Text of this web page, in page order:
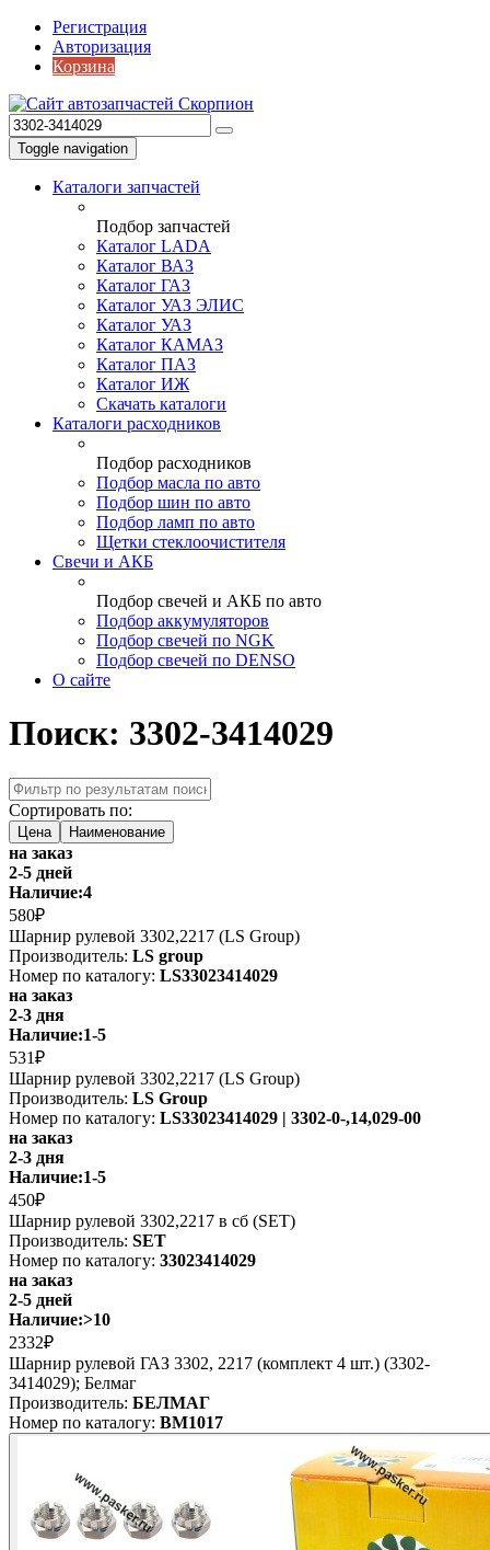
Регистрация
Авторизация
Корзина
Toggle navigation
Каталоги запчастей
Подбор запчастей
Каталог LADA
Каталог ВАЗ
Каталог ГАЗ
Каталог УАЗ ЭЛИС
Каталог УАЗ
Каталог КАМАЗ
Каталог ПАЗ
Каталог ИЖ
Скачать каталоги
Каталоги расходников
Подбор расходников
Подбор масла по авто
Подбор шин по авто
Подбор ламп по авто
Щетки стеклоочистителя
Свечи и АКБ
Подбор свечей и АКБ по авто
Подбор аккумуляторов
Подбор свечей по NGK
Подбор свечей по DENSO
О сайте
Поиск: 3302-3414029
Сортировать по:
Цена Наименование
на заказ
2-5 дней
Наличие:4
580₽
Шарнир рулевой 3302,2217 (LS Group)
Производитель: LS group
Номер по каталогу: LS33023414029
на заказ
2-3 дня
Наличие:1-5
531₽
Шарнир рулевой 3302,2217 (LS Group)
Производитель: LS Group
Номер по каталогу: LS33023414029 | 3302-0-,14,029-00
на заказ
2-3 дня
Наличие:1-5
450₽
Шарнир рулевой 3302,2217 в сб (SET)
Производитель: SET
Номер по каталогу: 33023414029
на заказ
2-5 дней
Наличие:>10
2332₽
Шарнир рулевой ГАЗ 3302, 2217 (комплект 4 шт.) (3302-
3414029); Белмаг
Производитель: БЕЛМАГ
Номер по каталогу: BM1017